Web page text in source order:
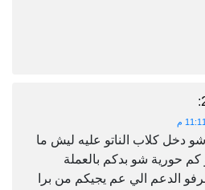
:
دخل كلاب الناتو عليه ليش ما
حورية شو بدكم بالعملة
الدعم الي عم يجيكم من برا